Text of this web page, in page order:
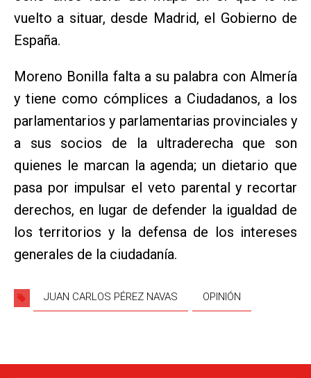
vuelto a situar, desde Madrid, el Gobierno de
España.
Moreno Bonilla falta a su palabra con Almería
y tiene como cómplices a Ciudadanos, a los
parlamentarios y parlamentarias provinciales y
a sus socios de la ultraderecha que son
quienes le marcan la agenda; un dietario que
pasa por impulsar el veto parental y recortar
derechos, en lugar de defender la igualdad de
los territorios y la defensa de los intereses
generales de la ciudadanía.
JUAN CARLOS PÉREZ NAVAS OPINIÓN